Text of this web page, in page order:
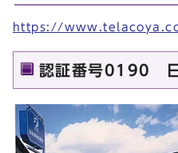
https://
認証番号0190 日